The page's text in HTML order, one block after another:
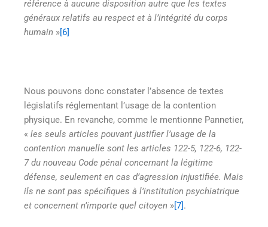
référence à aucune disposition autre que les textes
généraux relatifs au respect et à l’intégrité du corps
humain »[6]
Nous pouvons donc constater l’absence de textes
législatifs réglementant l’usage de la contention
physique. En revanche, comme le mentionne Pannetier,
« les seuls articles pouvant justifier l’usage de la
contention manuelle sont les articles 122-5, 122-6, 122-
7 du nouveau Code pénal concernant la légitime
défense, seulement en cas d’agression injustifiée. Mais
ils ne sont pas spécifiques à l’institution psychiatrique
et concernent n’importe quel citoyen »[7].